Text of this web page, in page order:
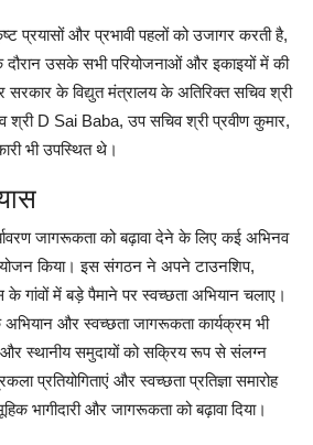
प्रयासों और प्रभावी पहलों को उजागर करती है,
दौरान उसके सभी परियोजनाओं और इकाइयों में की
के विद्युत मंत्रालय के अतिरिक्त सचिव श्री
D Sai Baba, उप सचिव श्री प्रवीण कुमार,
भी उपस्थित थे।
जागरूकता को बढ़ावा देने के लिए कई अभिनव
किया। इस संगठन ने अपने टाउनशिप,
गांवों में बड़े पैमाने पर स्वच्छता अभियान चलाए।
अभियान और स्वच्छता जागरूकता कार्यक्रम भी
और स्थानीय समुदायों को सक्रिय रूप से संलग्न
प्रतियोगिताएं और स्वच्छता प्रतिज्ञा समारोह
भागीदारी और जागरूकता को बढ़ावा दिया।